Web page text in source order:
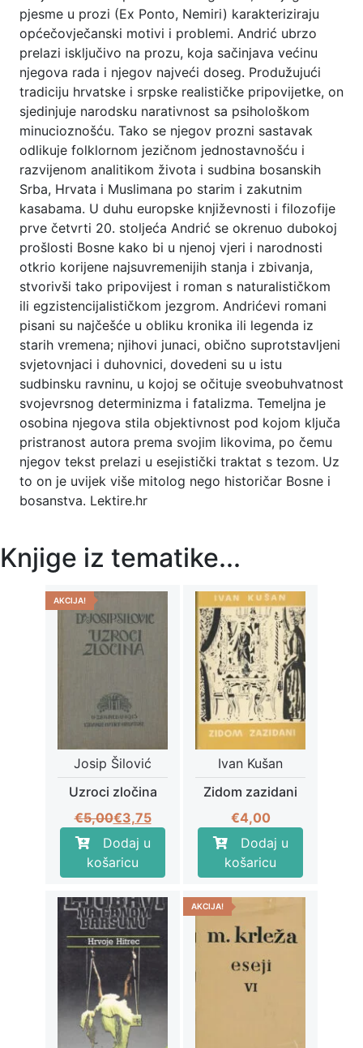
pjesme u prozi (Ex Ponto, Nemiri) karakteriziraju
općečovječanski motivi i problemi. Andrić ubrzo
prelazi isključivo na prozu, koja sačinjava većinu
njegova rada i njegov najveći doseg. Produžujući
tradiciju hrvatske i srpske realističke pripovijetke, on
sjedinjuje narodsku narativnost sa psihološkom
minucioznošću. Tako se njegov prozni sastavak
odlikuje folklornom jezičnom jednostavnošću i
razvijenom analitikom života i sudbina bosanskih
Srba, Hrvata i Muslimana po starim i zakutnim
kasabama. U duhu europske književnosti i filozofije
prve četvrti 20. stoljeća Andrić se okrenuo dubokoj
prošlosti Bosne kako bi u njenoj vjeri i narodnosti
otkrio korijene najsuvremenijih stanja i zbivanja,
stvorivši tako pripovijest i roman s naturalističkom
ili egzistencijalističkom jezgrom. Andrićevi romani
pisani su najčešće u obliku kronika ili legenda iz
starih vremena; njihovi junaci, obično suprotstavljeni
svjetovnjaci i duhovnici, dovedeni su u istu
sudbinsku ravninu, u kojoj se očituje sveobuhvatnost
svojevrsnog determinizma i fatalizma. Temeljna je
osobina njegova stila objektivnost pod kojom ključa
pristranost autora prema svojim likovima, po čemu
njegov tekst prelazi u esejistički traktat s tezom. Uz
to on je uvijek više mitolog nego historičar Bosne i
bosanstva. Lektire.hr
Knjige iz tematike...
AKCIJA!
Josip Šilović
Uzroci zločina
€5,00Izvorna
cijena
bila
je:
€5,00.
€3,75
Trenutna
cijena
je:
€3,75.
Dodaj u
košaricu
Ivan Kušan
Zidom zazidani
€4,00
Dodaj u
košaricu
AKCIJA!